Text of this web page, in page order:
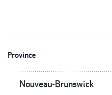
Province
Nouveau-Brunswick